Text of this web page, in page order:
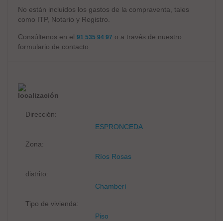
No están incluidos los gastos de la compraventa, tales
como ITP, Notario y Registro.
Consúltenos en el 91 535 94 97 o a través de nuestro
formulario de contacto
localización
Dirección:
ESPRONCEDA
Zona:
Ríos Rosas
distrito:
Chamberí
Tipo de vivienda:
Piso